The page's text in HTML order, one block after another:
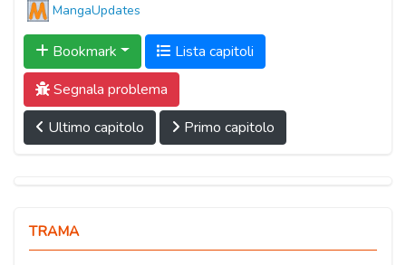
MangaUpdates
Bookmark
Lista capitoli
Segnala problema
Ultimo capitolo
Primo capitolo
TRAMA